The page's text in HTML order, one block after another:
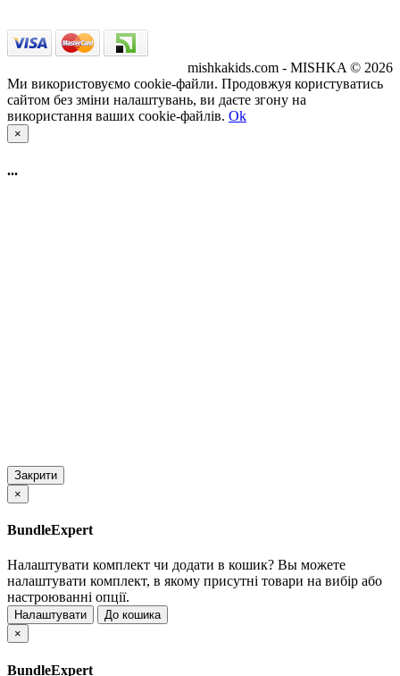
mishkakids.com - MISHKA © 2026
Ми використовуємо cookie-файли. Продовжуя користуватись
сайтом без зміни налаштувань, ви даєте згону на
використання ваших cookie-файлів. Ok
×
...
Закрити
×
BundleExpert
Налаштувати комплект чи додати в кошик? Вы можете
налаштувати комплект, в якому присутні товари на вибір або
настроюванні опції.
Налаштувати
До кошика
×
BundleExpert